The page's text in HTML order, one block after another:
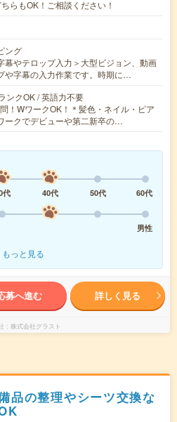
らもOK！ご相談ください！
ング
幕やテロップ入力＞大型ビジョン、動画
や字幕の入力作業です。時期に…
ンクOK / 英語力不要
！WワークOK！＊髪色・ネイル・ピア
ークでデビューや第二新卒の…
代 40代 50代
60代
男性
もっと見る
募へ進む 詳しく見る
株式会社グラスト
品の整理やシーツ交換な